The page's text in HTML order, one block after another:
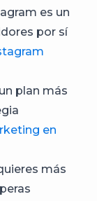
es un
por sí
plan más
en
más